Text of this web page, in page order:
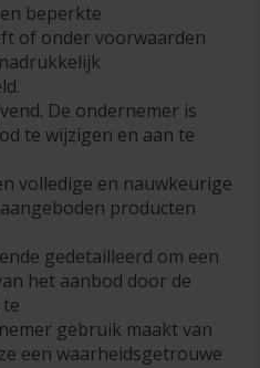
beperkte
of onder voorwaarden
De ondernemer is
te wijzigen en aan te
volledige en nauwkeurige
producten
gedetailleerd om een
het aanbod door de
gebruik maakt van
een waarheidsgetrouwe